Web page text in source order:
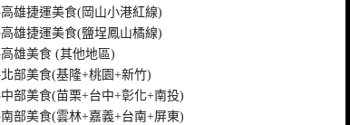
高雄捷運美食(岡山小港紅線)
高雄捷運美食(鹽埕鳳山橘線)
高雄美食 (其他地區)
北部美食(基隆+桃園+新竹)
中部美食(苗栗+台中+彰化+南投)
南部美食(雲林+嘉義+台南+屏東)